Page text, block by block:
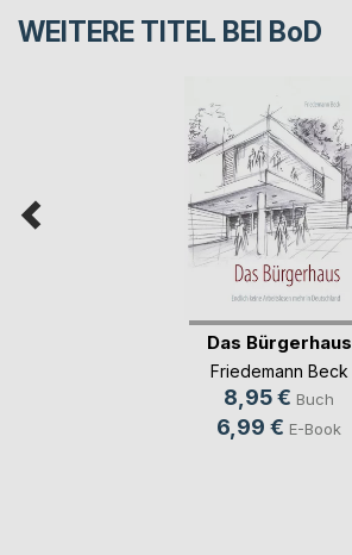
WEITERE TITEL BEI BoD
Das Bürgerhaus
Friedemann Beck
8,95 € Buch
6,99 € E-Book